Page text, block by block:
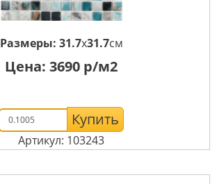
Размеры: 31.7x31.7см
Цена: 3690 р/м2
Купить
Артикул: 103243